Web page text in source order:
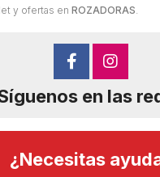
y ofertas en ROZADORAS.
en las
¿Necesitas